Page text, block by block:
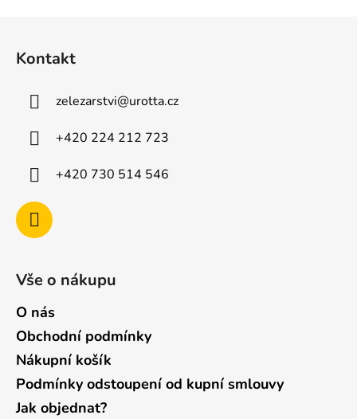
Kontakt
zelezarstvi@urotta.cz
+420 224 212 723
+420 730 514 546
Vše o nákupu
O nás
Obchodní podmínky
Nákupní košík
Podmínky odstoupení od kupní smlouvy
Jak objednat?